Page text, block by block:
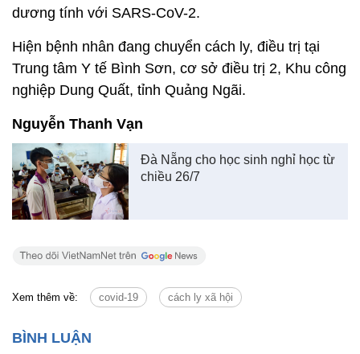
dương tính với SARS-CoV-2.
Hiện bệnh nhân đang chuyển cách ly, điều trị tại
Trung tâm Y tế Bình Sơn, cơ sở điều trị 2, Khu công
nghiệp Dung Quất, tỉnh Quảng Ngãi.
Nguyễn Thanh Vạn
Đà Nẵng cho học sinh nghỉ học từ
chiều 26/7
Xem thêm về: covid-19 cách ly xã hội